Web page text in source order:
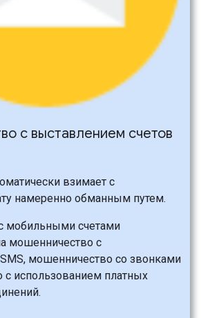
с выставлением счетов
взимает с
намеренно обманным путем.
мобильными счетами
мошенничество с
мошенничество со звонками
использованием платных